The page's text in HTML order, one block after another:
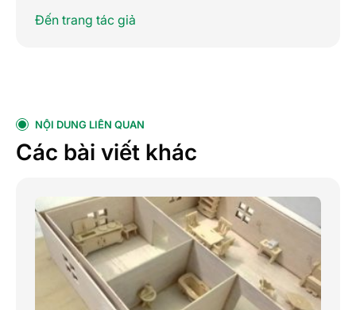
Đến trang tác giả
NỘI DUNG LIÊN QUAN
Các bài viết khác